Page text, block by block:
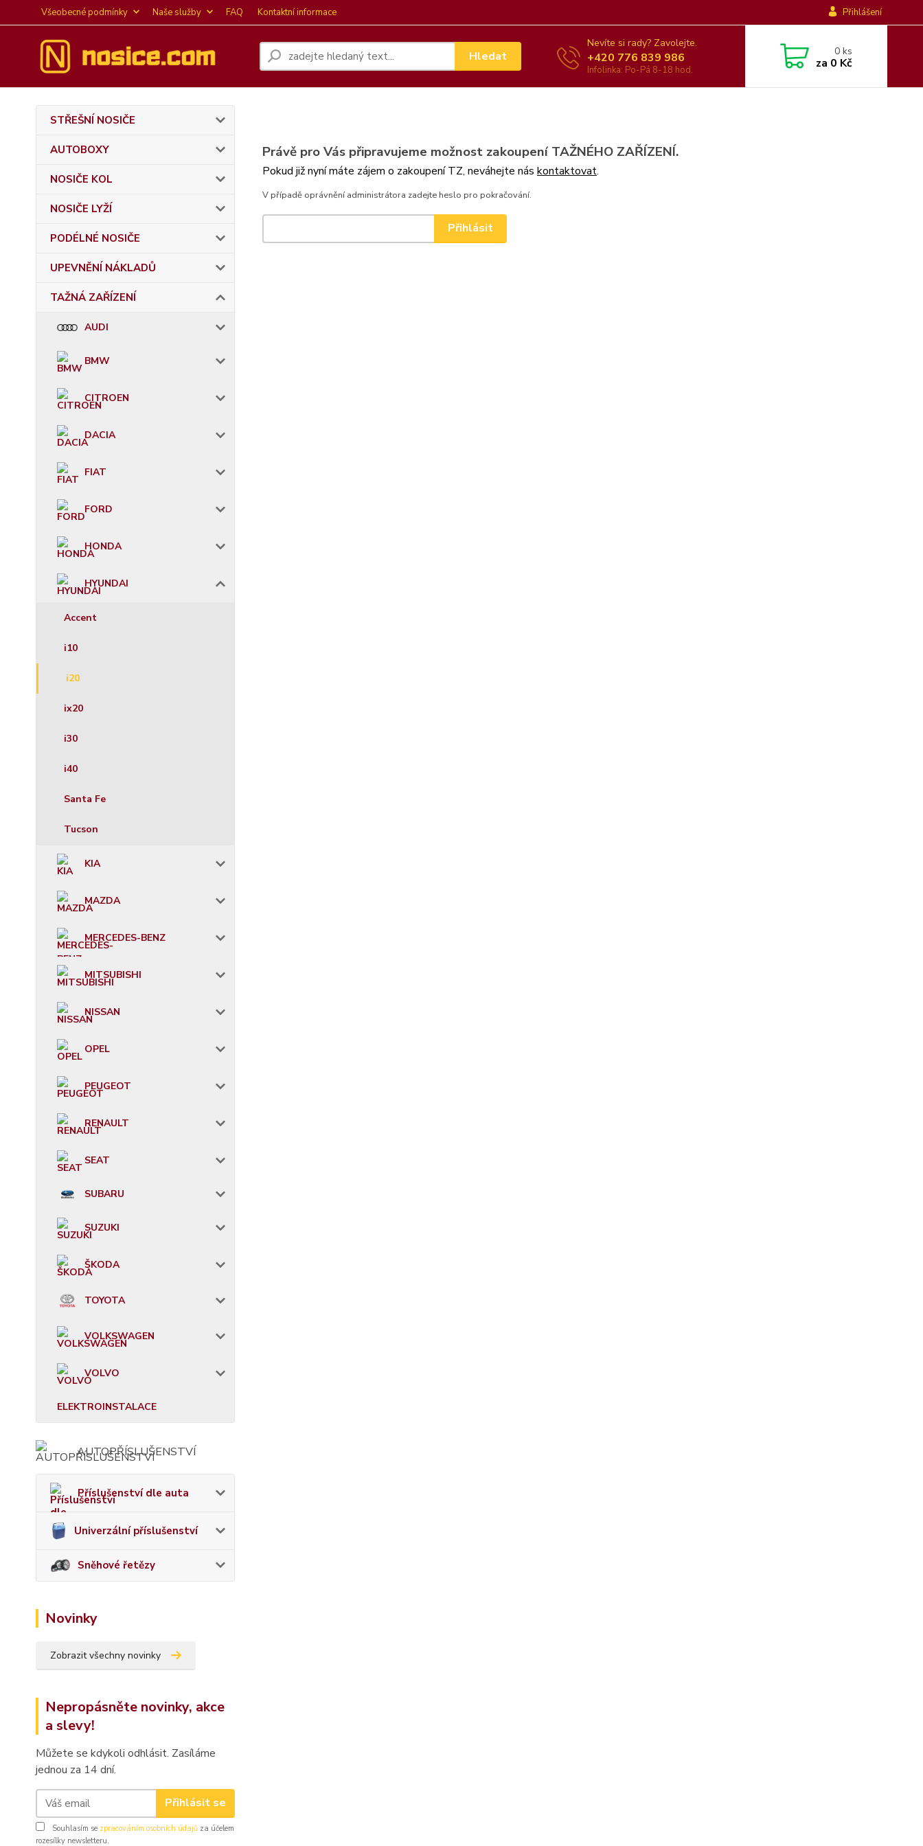
Všeobecné podmínky Naše služby FAQ Kontaktní informace Přihlášení
Hledat
Nevíte si rady? Zavolejte.
+420 776 839 986
Infolinka: Po-Pá 8-18 hod.
0ks
za 0 Kč
STŘEŠNÍ NOSIČE
AUTOBOXY
NOSIČE KOL
NOSIČE LYŽÍ
PODÉLNÉ NOSIČE
UPEVNĚNÍ NÁKLADŮ
TAŽNÁ ZAŘÍZENÍ
AUDI
BMW
CITROEN
DACIA
FIAT
FORD
HONDA
HYUNDAI
Accent
i10
i20
ix20
i30
i40
Santa Fe
Tucson
KIA
MAZDA
MERCEDES-BENZ
MITSUBISHI
NISSAN
OPEL
PEUGEOT
RENAULT
SEAT
SUBARU
SUZUKI
ŠKODA
TOYOTA
VOLKSWAGEN
VOLVO
ELEKTROINSTALACE
AUTOPŘÍSLUŠENSTVÍ
Příslušenství dle auta
Univerzální příslušenství
Sněhové řetězy
Novinky
Zobrazit všechny novinky
Nepropásněte novinky, akce
a slevy!
Můžete se kdykoli odhlásit. Zasíláme
jednou za 14 dní.
Přihlásit se
Souhlasím se zpracováním osobních údajů za účelem
rozesílky newsletteru.
Právě pro Vás připravujeme možnost zakoupení TAŽNÉHO ZAŘÍZENÍ.
Pokud již nyní máte zájem o zakoupení TZ, neváhejte nás kontaktovat.
V případě oprávnění administrátora zadejte heslo pro pokračování.